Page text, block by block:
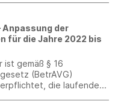
Anpassung der
für die Jahre 2022 bis
ist gemäß § 16
(BetrAVG)
die laufenden